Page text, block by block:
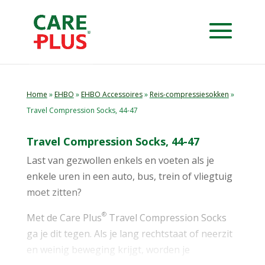
Home »EHBO »EHBO Accessoires»Reis-compressiesokken »
Travel Compression Socks, 44-47
Travel Compression Socks, 44-47
Last van gezwollen enkels en voeten als je
enkele uren in een auto, bus, trein of vliegtuig
moet zitten?
Met de Care Plus®Travel Compression Socks
ga je dit tegen. Als je lang rechtstaat of neerzit
en weinig beweging krijgt, worden je